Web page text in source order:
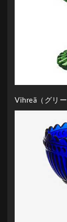
Vihreä（グリ